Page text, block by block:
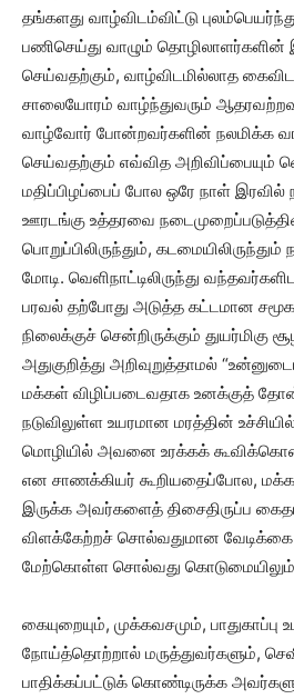
தங்களது வாழ்விடம்விட்டு
பணிசெய்து வாழும் தொழிலாளர்களின்
செய்வதற்கும், வாழ்விடமில்லாத
சாலையோரம் வாழ்ந்துவரும்
வாழ்வோர் போன்றவர்களின் நலமிக்க
செய்வதற்கும் எவ்வித அறிவிப்பையும்
மதிப்பிழப்பைப் போல ஒரே நாள் இரவில்
ஊரடங்கு உத்தரவை
பொறுப்பிலிருந்தும்,
மோடி. வெளிநாட்டிலிருந்து
பரவல் தற்போது அடுத்த கட்டமான
நிலைக்குச் சென்றிருக்கும் துயர்மிகு
அதுகுறித்து அறிவுறுத்தாமல்
மக்கள் விழிப்படைவதாக உனக்குத்
நடுவிலுள்ள உயரமான மரத்தின்
மொழியில் அவனை உரக்கக்
என சாணக்கியர் கூறியதைப்போல,
இருக்க அவர்களைத் திசைதிருப்ப
விளக்கேற்றச் சொல்வதுமான
மேற்கொள்ள சொல்வது
கையுறையும், முக்கவசமும், பாதுகாப்பு
நோய்த்தொற்றால் மருத்துவர்களும்,
பாதிக்கப்பட்டுக் கொண்டிருக்க